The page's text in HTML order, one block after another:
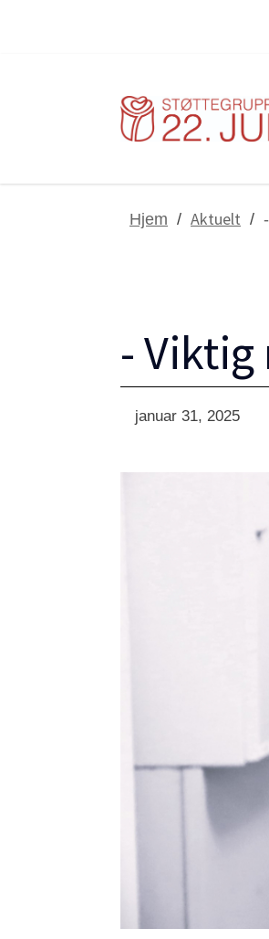
Hjem / Aktuelt /
-
januar 31, 2025